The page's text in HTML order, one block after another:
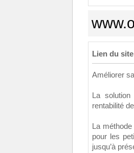
Lien du
Améliorer
La
rentabilité
La
pour les
jusqu’à